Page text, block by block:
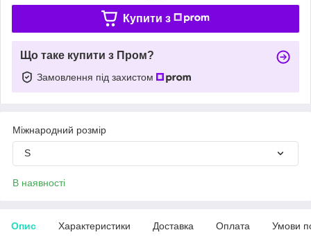
Купити з
Що таке купити з Пром?
Замовлення під захистом
Міжнародний розмір
S
В наявності
Опис Характеристики Доставка Оплата Умови